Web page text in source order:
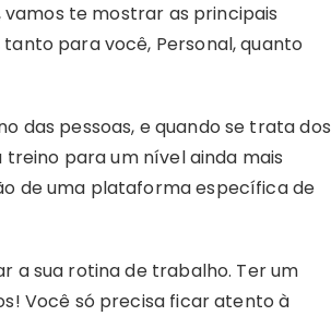
te mostrar as principais
para você, Personal, quanto
das pessoas, e quando se trata dos
para um nível ainda mais
de uma plataforma específica de
a sua rotina de trabalho. Ter um
Você só precisa ficar atento à